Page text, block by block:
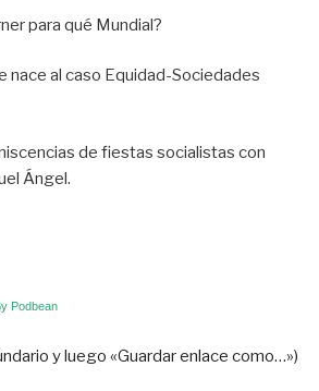
para qué Mundial?
nace al caso Equidad-Sociedades
de fiestas socialistas con
Ángel.
Podbean
y luego «Guardar enlace como…»)